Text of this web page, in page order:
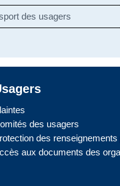
des usagers
des usagers
des renseignements
aux documents des